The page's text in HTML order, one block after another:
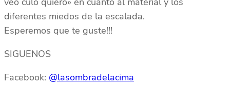
diferentes miedos de la escalada.
Esperemos que te guste!!!
SIGUENOS
Facebook: @lasombradelacima